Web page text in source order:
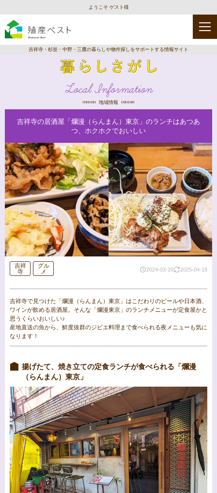
ようこそ ゲスト様
吉祥寺・杉並・中野・三鷹の暮らしや物件探しをサポートする情報サイト
Local Information
地域情報
吉祥寺の居酒屋「爛漫（らんまん）東京」のランチはあつあ
つ、ホクホクでおいしい
吉祥
寺
グル
メ
2024-03-20 2025-04-18
吉祥寺で見つけた「爛漫（らんまん）東京」はこだわりのビールや日本酒、
ワインが飲める居酒屋。そんな「爛漫東京」のランチメニューが定食屋かと
思うくらいおいしい♪
産地直送の魚から、鮮度抜群のジビエ料理まで食べられる夜メニューも気に
なります！
揚げたて、焼き立ての定食ランチが食べられる「爛漫
（らんまん）東京」